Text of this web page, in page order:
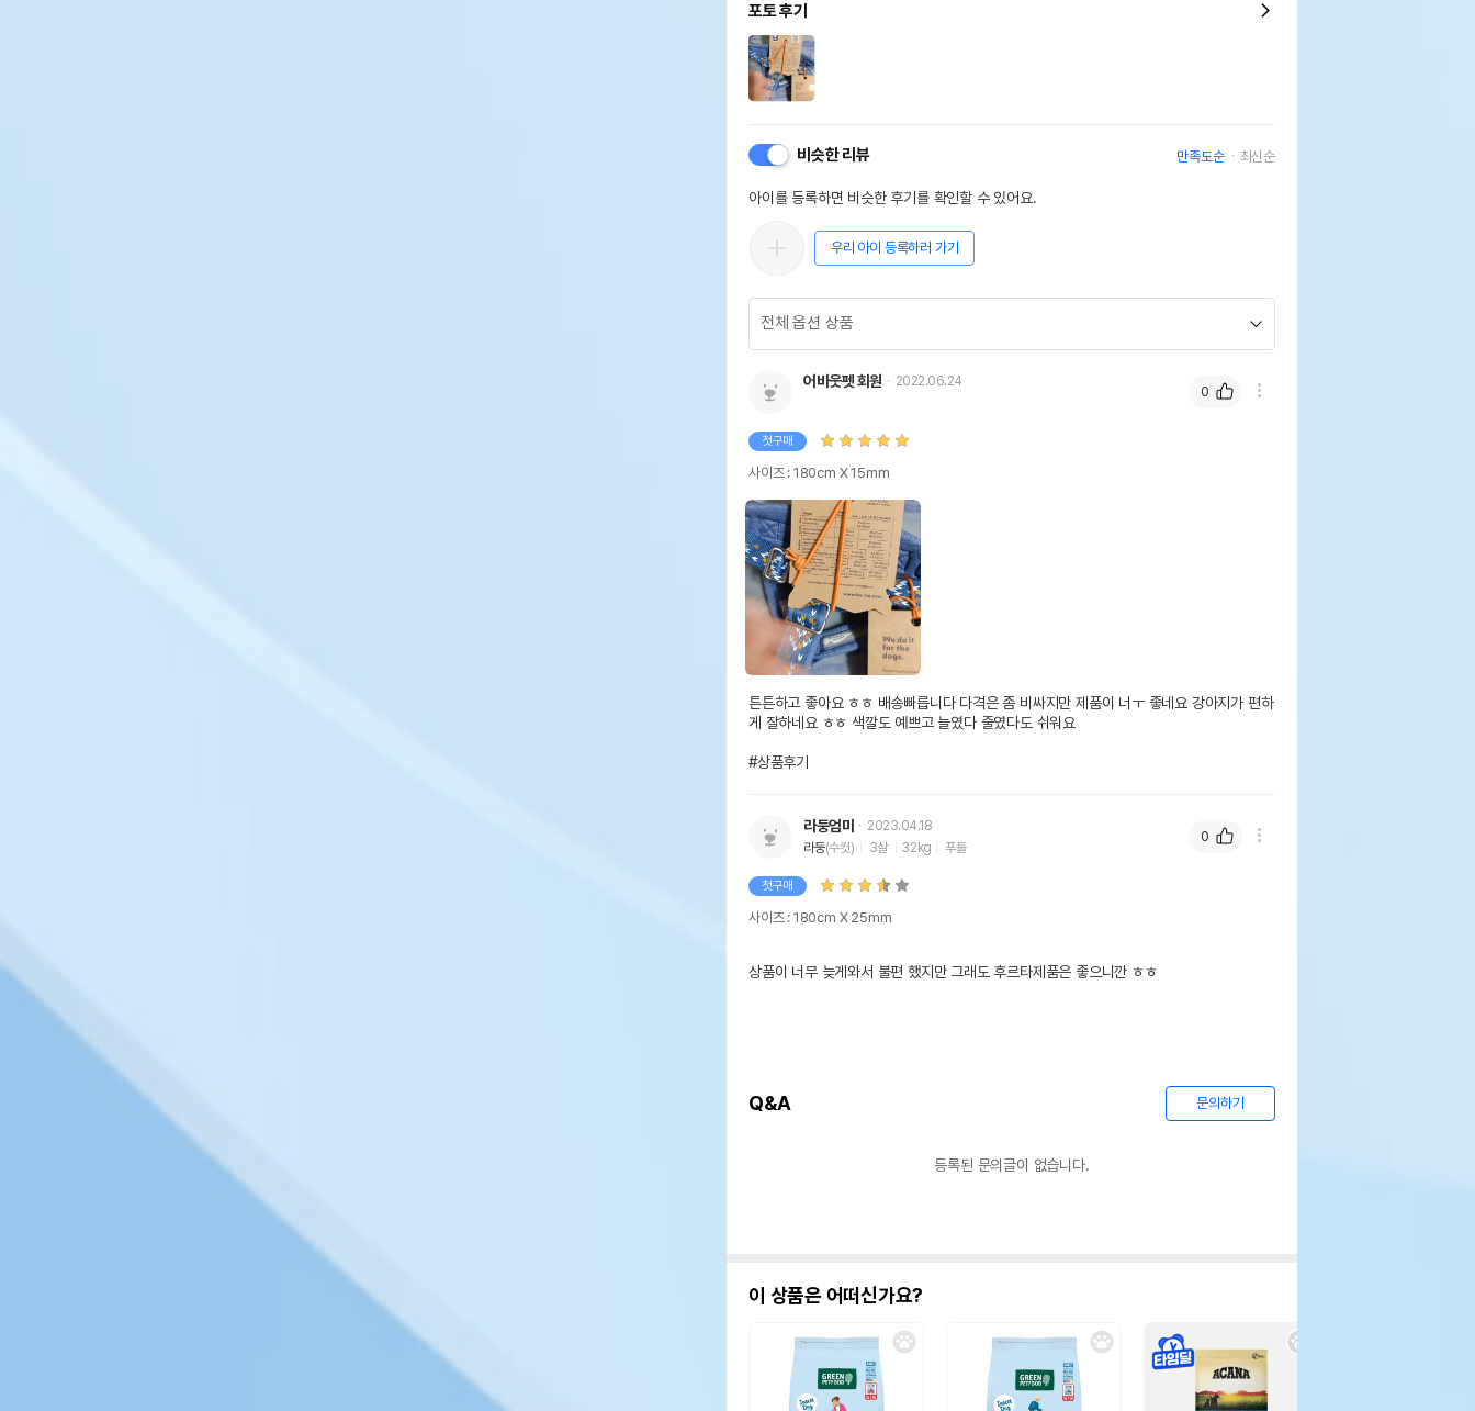
포토 후기
비슷한 리뷰 만족도순 최신순
아이를 등록하면 비슷한 후기를 확인할 수 있어요.
우리 아이 등록하러 가기
어바웃펫 회원 2022.06.24
첫구매
사이즈 : 180cm X 15mm
튼튼하고 좋아요 ㅎㅎ 배송빠릅니다 다격은 좀 비싸지만 제품이 너ㅜ 좋네요 강아지가 편하
게 잘하네요 ㅎㅎ 색깔도 예쁘고 늘였다 줄였다도 쉬워요
#상품후기
0
라둥엄마
2023.04.18
라둥(수컷) 3살 32kg 푸들
첫구매
사이즈 : 180cm X 25mm
상품이 너무 늦게와서 불편 했지만 그래도 후르타제품은 좋으니깐 ㅎㅎ
0
Q&A 문의하기
등록된 문의글이 없습니다.
이 상품은 어떠신가요?